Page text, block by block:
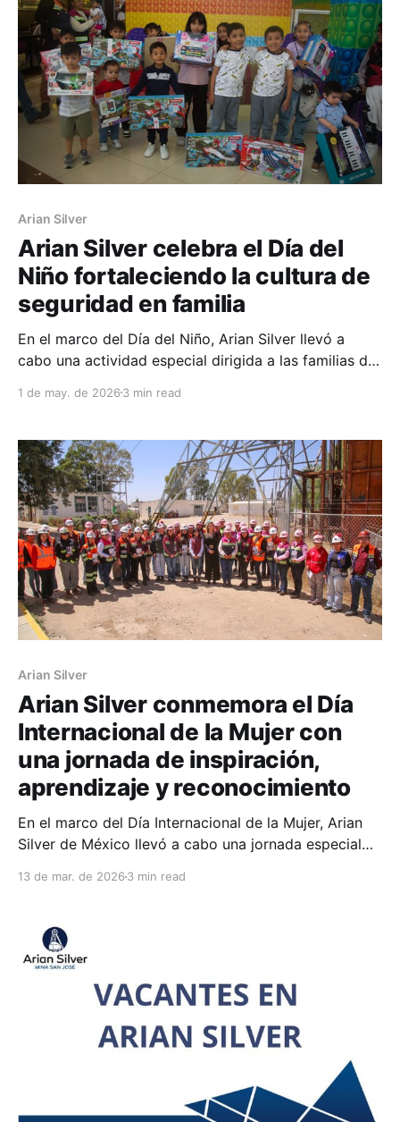
madres. Como
Arian Silver
Arian Silver celebra el Día del
Niño fortaleciendo la cultura de
seguridad en familia
En el marco del Día del Niño, Arian Silver llevó a
cabo una actividad especial dirigida a las familias de
más pequeños mientras se promovía un valor
seguridad. A través de la dinámica
1 de may. de 2026 3 min read
Arian Silver
Arian Silver conmemora el Día
Internacional de la Mujer con
una jornada de inspiración,
aprendizaje y reconocimiento
En el marco del Día Internacional de la Mujer, Arian
Silver de México llevó a cabo una jornada especial
generaciones a explorar su vocación
13 de mar. de 2026 3 min read